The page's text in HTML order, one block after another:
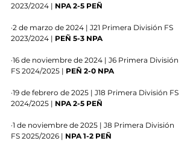
2023/2024 | NPA 2-5 PEÑ
·2 de marzo de 2024 | J21 Primera División FS
2023/2024 | PEÑ 5-3 NPA
·16 de noviembre de 2024 | J6 Primera División
FS 2024/2025 | PEÑ 2-0 NPA
·19 de febrero de 2025 | J18 Primera División FS
2024/2025 | NPA 2-5 PEÑ
·1 de noviembre de 2025 | J8 Primera División
FS 2025/2026 | NPA 1-2 PEÑ